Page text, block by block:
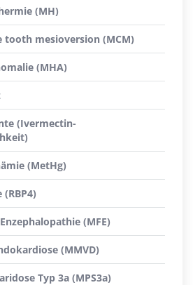
(MH)
tooth mesioversion (MCM)
(MHA)
(Ivermectin-
(MetHg)
(MFE)
(MMVD)
Typ 3a (MPS3a)